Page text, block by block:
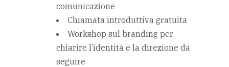
comunicazione
Chiamata introduttiva gratuita
Workshop sul branding per
chiarire l’identità e la direzione da
seguire